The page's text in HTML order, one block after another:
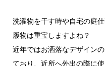
洗濯物を干す時や自宅の庭
履物は重宝しますよね？
近年ではお洒落なデザイン
ており、近所へ外出の際に使